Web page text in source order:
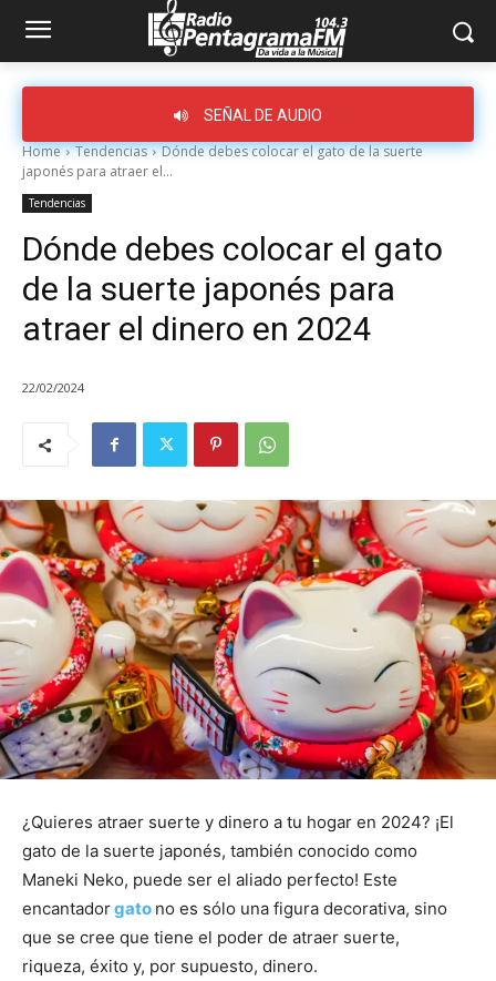
SEÑAL DE AUDIO
Home Tendencias
Dónde debes colocar el gato de la suerte
japonés para atraer el...
Tendencias
Dónde debes colocar el gato
de la suerte japonés para
atraer el dinero en 2024
22/02/2024
¿Quieres atraer suerte y dinero a tu hogar en 2024? ¡El
gato de la suerte japonés, también conocido como
Maneki Neko, puede ser el aliado perfecto! Este
encantadorgato no es sólo una figura decorativa, sino
que se cree que tiene el poder de atraer suerte,
riqueza, éxito y, por supuesto, dinero.